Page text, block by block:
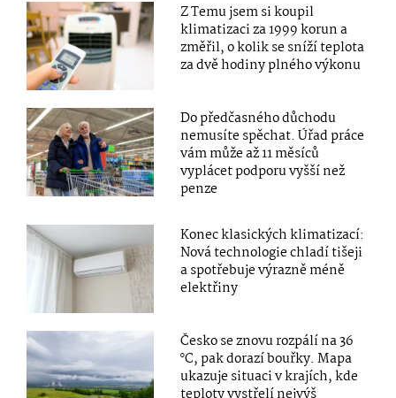
Z Temu jsem si koupil
klimatizaci za 1999 korun a
změřil, o kolik se sníží teplota
za dvě hodiny plného výkonu
Do předčasného důchodu
nemusíte spěchat. Úřad práce
vám může až 11 měsíců
vyplácet podporu vyšší než
penze
Konec klasických klimatizací:
Nová technologie chladí tišeji
a spotřebuje výrazně méně
elektřiny
Česko se znovu rozpálí na 36
°C, pak dorazí bouřky. Mapa
ukazuje situaci v krajích, kde